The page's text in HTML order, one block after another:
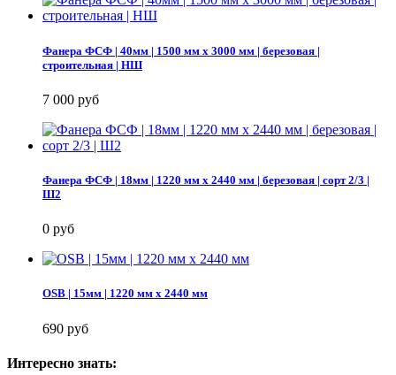
Фанера ФСФ | 40мм | 1500 мм х 3000 мм | березовая |
строительная | НШ
7 000 руб
Фанера ФСФ | 18мм | 1220 мм х 2440 мм | березовая | сорт 2/3 |
Ш2
0 руб
OSB | 15мм | 1220 мм х 2440 мм
690 руб
Интересно знать: